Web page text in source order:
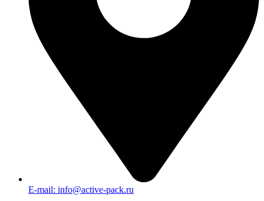
E-mail: info@active-pack.ru